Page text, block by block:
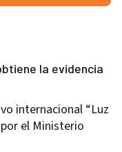
la evidencia
internacional “Luz
el Ministerio